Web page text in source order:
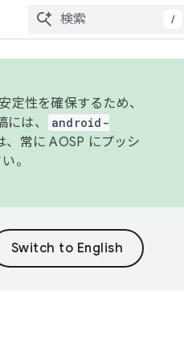
/
性を確保するため、
は、
android-
常に AOSP にプッシ
。